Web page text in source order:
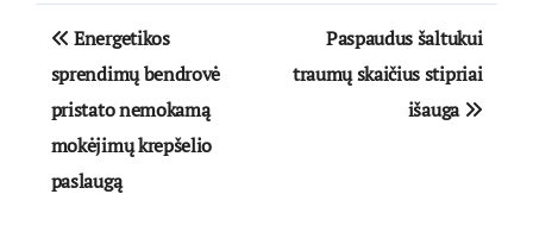
Navigacija
tarp
įrašų
Energetikos
sprendimų bendrovė
pristato nemokamą
mokėjimų krepšelio
paslaugą
Paspaudus šaltukui
traumų skaičius stipriai
išauga